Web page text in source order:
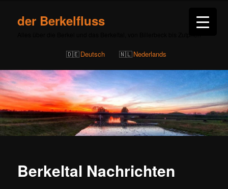
der Berkelfluss
Deutsch Nederlands
Berkeltal Nachrichten